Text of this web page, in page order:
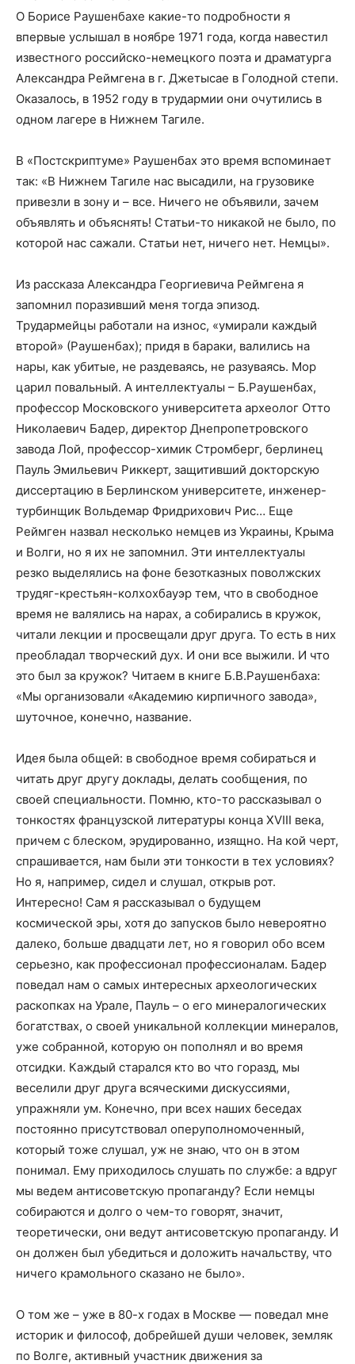
О Борисе Раушенбахе какие-то подробности я
впервые услышал в ноябре 1971 года, когда навестил
известного российско-немецкого поэта и драматурга
Александра Реймгена в г. Джетысае в Голодной степи.
Оказалось, в 1952 году в трудармии они очутились в
одном лагере в Нижнем Тагиле.
В «Постскриптуме» Раушенбах это время вспоминает
так: «В Нижнем Тагиле нас высадили, на грузовике
привезли в зону и – все. Ничего не объявили, зачем
объявлять и объяснять! Статьи-то никакой не было, по
которой нас сажали. Статьи нет, ничего нет. Немцы».
Из рассказа Александра Георгиевича Реймгена я
запомнил поразивший меня тогда эпизод.
Трудармейцы работали на износ, «умирали каждый
второй» (Раушенбах); придя в бараки, валились на
нары, как убитые, не раздеваясь, не разуваясь. Мор
царил повальный. А интеллектуалы – Б.Раушенбах,
профессор Московского университета археолог Отто
Николаевич Бадер, директор Днепропетровского
завода Лой, профессор-химик Стромберг, берлинец
Пауль Эмильевич Риккерт, защитивший докторскую
диссертацию в Берлинском университете, инженер-
турбинщик Вольдемар Фридрихович Рис… Еще
Реймген назвал несколько немцев из Украины, Крыма
и Волги, но я их не запомнил. Эти интеллектуалы
резко выделялись на фоне безотказных поволжских
трудяг-крестьян-колхохбауэр тем, что в свободное
время не валялись на нарах, а собирались в кружок,
читали лекции и просвещали друг друга. То есть в них
преобладал творческий дух. И они все выжили. И что
это был за кружок? Читаем в книге Б.В.Раушенбаха:
«Мы организовали «Академию кирпичного завода»,
шуточное, конечно, название.
Идея была общей: в свободное время собираться и
читать друг другу доклады, делать сообщения, по
своей специальности. Помню, кто-то рассказывал о
тонкостях французской литературы конца XVIII века,
причем с блеском, эрудированно, изящно. На кой черт,
спрашивается, нам были эти тонкости в тех условиях?
Но я, например, сидел и слушал, открыв рот.
Интересно! Сам я рассказывал о будущем
космической эры, хотя до запусков было невероятно
далеко, больше двадцати лет, но я говорил обо всем
серьезно, как профессионал профессионалам. Бадер
поведал нам о самых интересных археологических
раскопках на Урале, Пауль – о его минералогических
богатствах, о своей уникальной коллекции минералов,
уже собранной, которую он пополнял и во время
отсидки. Каждый старался кто во что горазд, мы
веселили друг друга всяческими дискуссиями,
упражняли ум. Конечно, при всех наших беседах
постоянно присутствовал оперуполномоченный,
который тоже слушал, уж не знаю, что он в этом
понимал. Ему приходилось слушать по службе: а вдруг
мы ведем антисоветскую пропаганду? Если немцы
собираются и долго о чем-то говорят, значит,
теоретически, они ведут антисоветскую пропаганду. И
он должен был убедиться и доложить начальству, что
ничего крамольного сказано не было».
О том же – уже в 80-х годах в Москве — поведал мне
историк и философ, добрейшей души человек, земляк
по Волге, активный участник движения за